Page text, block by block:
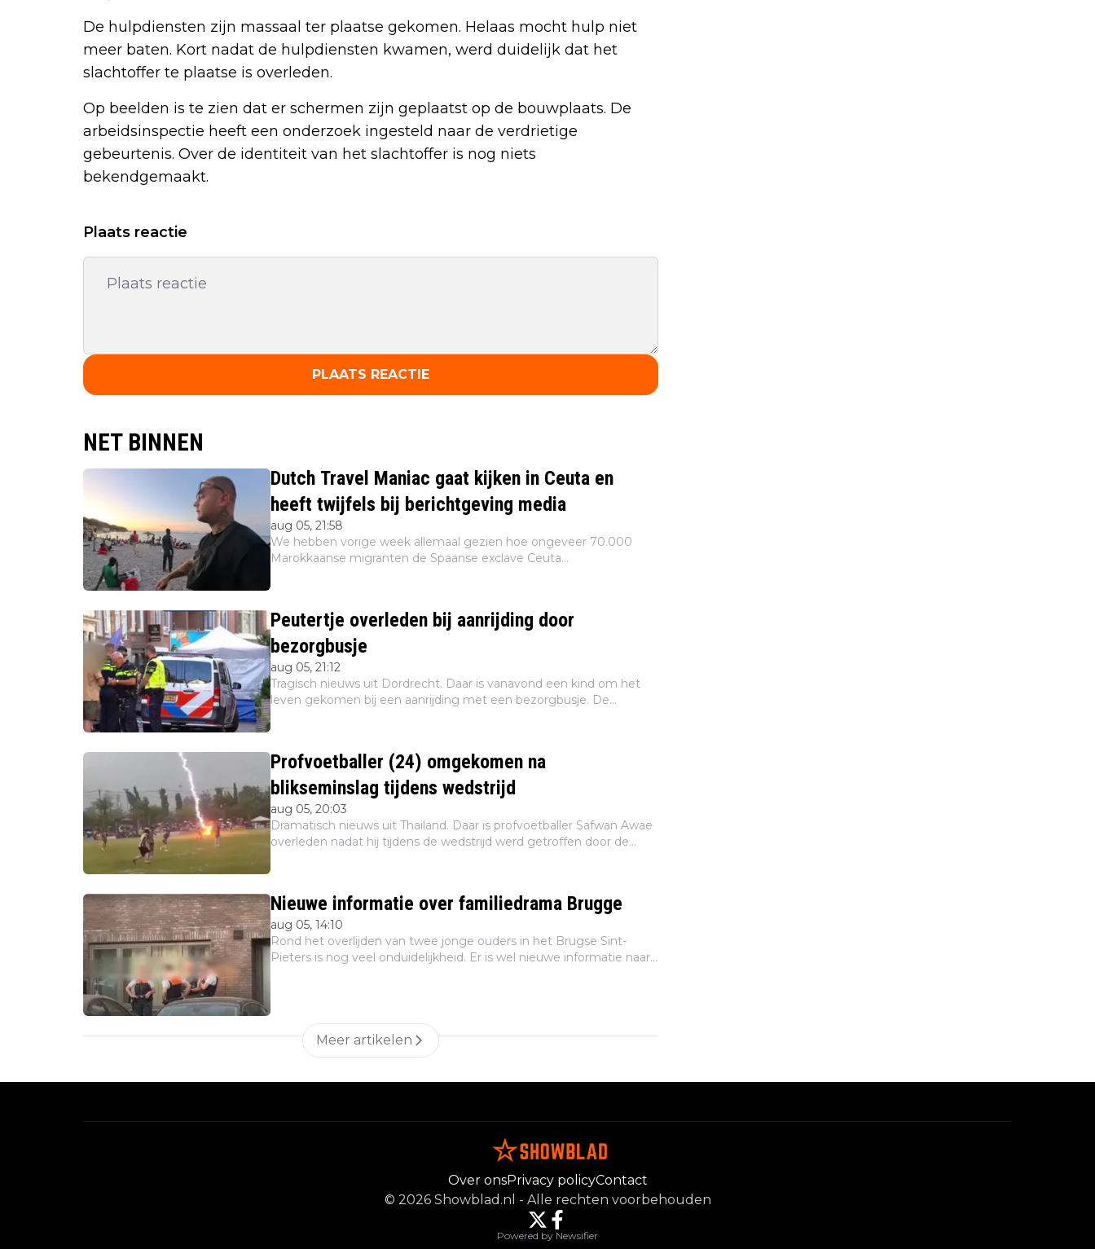
De hulpdiensten zijn massaal ter plaatse gekomen. Helaas mocht hulp niet
meer baten. Kort nadat de hulpdiensten kwamen, werd duidelijk dat het
slachtoffer te plaatse is overleden.
Op beelden is te zien dat er schermen zijn geplaatst op de bouwplaats. De
arbeidsinspectie heeft een onderzoek ingesteld naar de verdrietige
gebeurtenis. Over de identiteit van het slachtoffer is nog niets
bekendgemaakt.
Plaats reactie
PLAATS REACTIE
NET BINNEN
Dutch Travel Maniac gaat kijken in Ceuta en
heeft twijfels bij berichtgeving media
aug 05, 21:58
We hebben vorige week allemaal gezien hoe ongeveer 70.000
Marokkaanse migranten de Spaanse exclave Ceuta
Peutertje overleden bij aanrijding door
bezorgbusje
aug 05, 21:12
Tragisch nieuws uit Dordrecht. Daar is vanavond een kind om het
leven gekomen bij een aanrijding met een bezorgbusje. De
Profvoetballer (24) omgekomen na
blikseminslag tijdens wedstrijd
aug 05, 20:03
Dramatisch nieuws uit Thailand. Daar is profvoetballer Safwan Awae
overleden nadat hij tijdens de wedstrijd werd getroffen door de
Nieuwe informatie over familiedrama Brugge
aug 05, 14:10
Rond het overlijden van twee jonge ouders in het Brugse Sint-
Pieters is nog veel onduidelijkheid. Er is wel nieuwe informatie naar
Meer artikelen
Over onsPrivacy policyContact
© 2026 Showblad.nl - Alle rechten voorbehouden
Powered by Newsifier